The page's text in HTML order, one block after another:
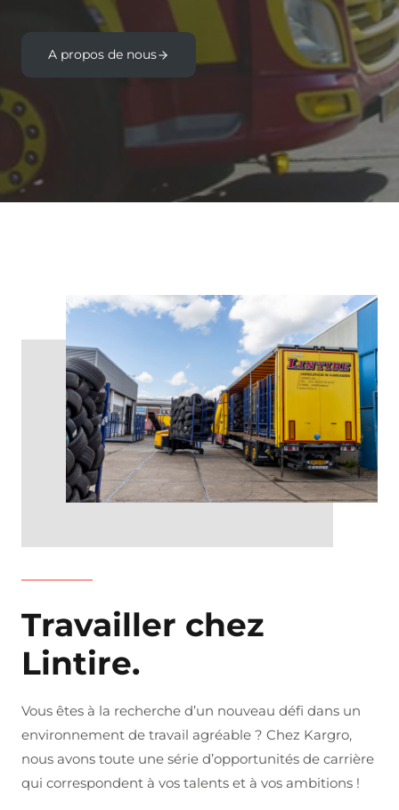
A propos de nous
Travailler chez
Lintire.
Vous êtes à la recherche d’un nouveau défi dans un
environnement de travail agréable ? Chez Kargro,
nous avons toute une série d’opportunités de carrière
qui correspondent à vos talents et à vos ambitions !